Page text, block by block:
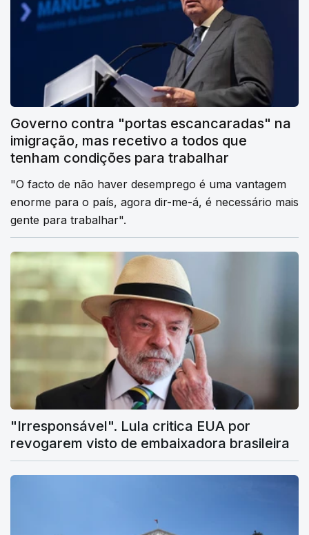
Governo contra "portas escancaradas" na
imigração, mas recetivo a todos que
tenham condições para trabalhar
"O facto de não haver desemprego é uma vantagem
enorme para o país, agora dir-me-á, é necessário mais
gente para trabalhar".
"Irresponsável". Lula critica EUA por
revogarem visto de embaixadora brasileira